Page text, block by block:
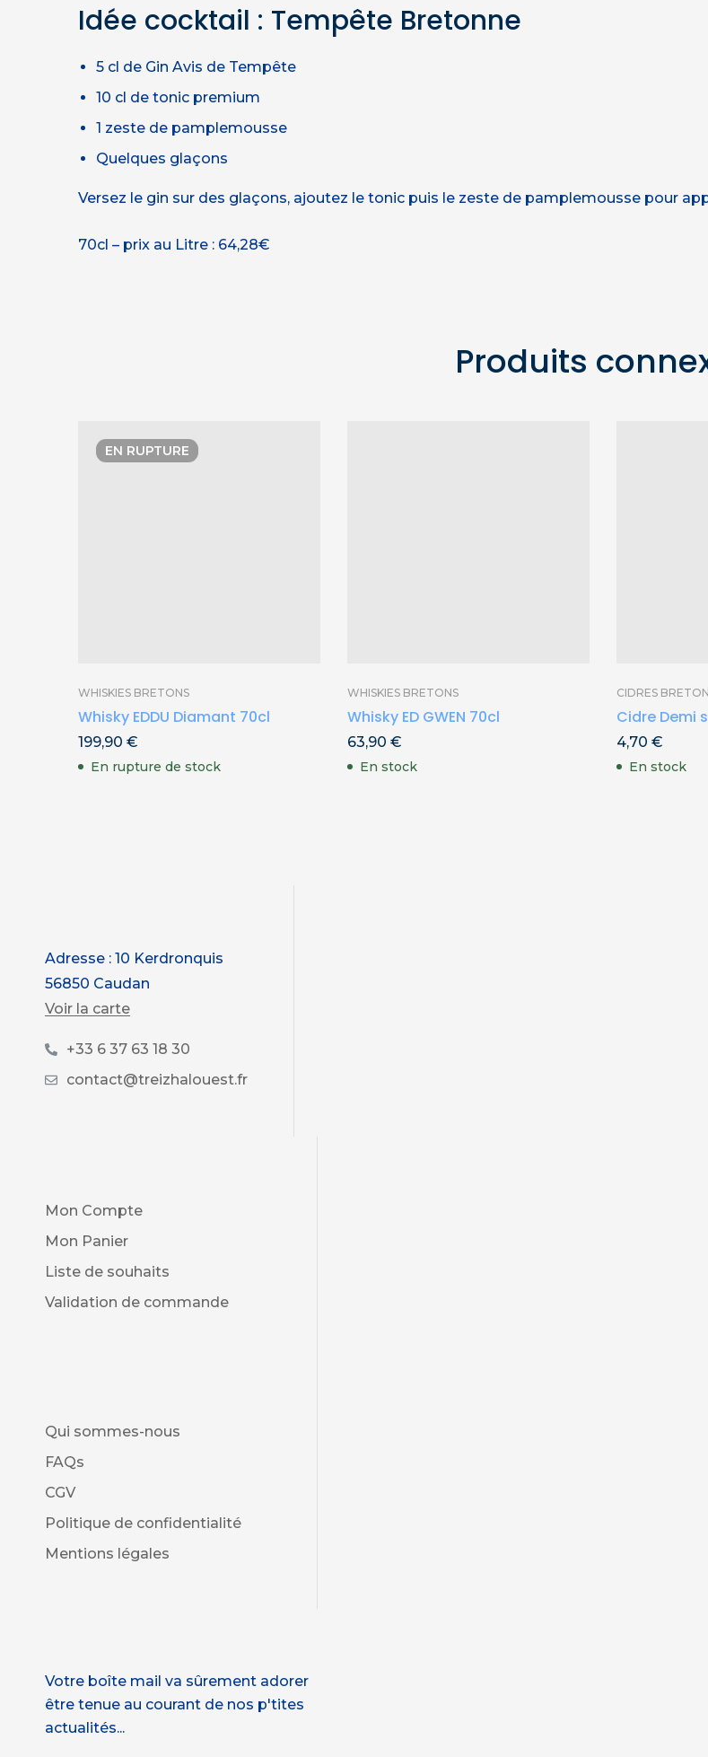
Idée cocktail : Tempête Bretonne
5 cl de Gin Avis de Tempête
10 cl de tonic premium
1 zeste de pamplemousse
Quelques glaçons
Versez le gin sur des glaçons, ajoutez le tonic puis le zeste de pamplemousse pour
70cl – prix au Litre : 64,28€
Produits
EN RUPTURE
WHISKIES BRETONS
Whisky EDDU Diamant 70cl
199,90 €
En rupture de stock
WHISKIES BRETONS
Whisky ED GWEN 70cl
63,90 €
En stock
CIDRES
Cidre Demi
4,70 €
En stock
Adresse : 10 Kerdronquis
56850 Caudan
Voir la carte
+33 6 37 63 18 30
contact@treizhalouest.fr
Mon Compte
Mon Panier
Liste de souhaits
Validation de commande
Qui sommes-nous
FAQs
CGV
Politique de confidentialité
Mentions légales
Votre boîte mail va sûrement adorer
être tenue au courant de nos p'tites
actualités...